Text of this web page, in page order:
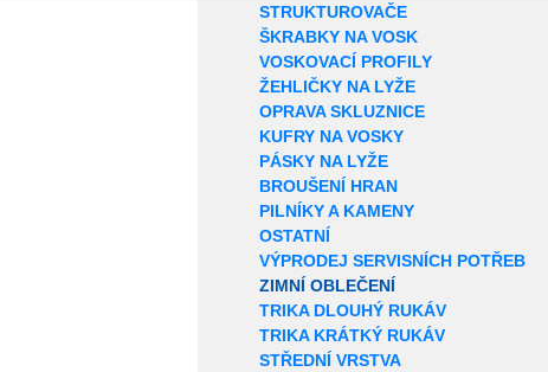
STRUKTUROVAČE
ŠKRABKY NA VOSK
VOSKOVACÍ PROFILY
ŽEHLIČKY NA LYŽE
OPRAVA SKLUZNICE
KUFRY NA VOSKY
PÁSKY NA LYŽE
BROUŠENÍ HRAN
PILNÍKY A KAMENY
OSTATNÍ
VÝPRODEJ SERVISNÍCH POTŘEB
ZIMNÍ OBLEČENÍ
TRIKA DLOUHÝ RUKÁV
TRIKA KRÁTKÝ RUKÁV
STŘEDNÍ VRSTVA